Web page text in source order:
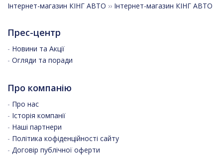
Інтернет-магазин КІНГ АВТО ›› Інтернет-магазин КІНГ АВТО
Прес-центр
- Новини та Акції
- Огляди та поради
Про компанію
- Про нас
- Історія компанії
- Наші партнери
- Політика кофіденційності сайту
- Договір публічної оферти